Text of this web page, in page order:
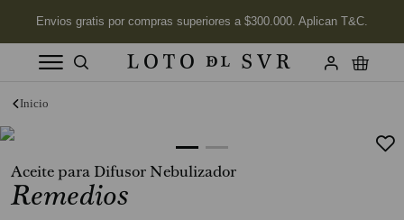
Aceite para Difusor Nebulizador
Remedios
Términos más buscados
2. Jabon
3. Labios